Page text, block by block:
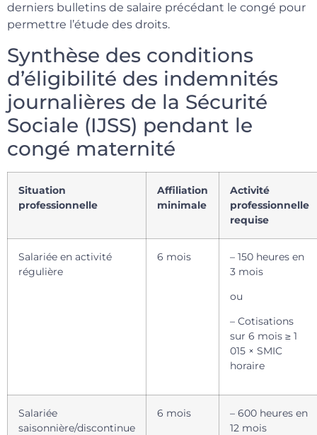
derniers bulletins de salaire précédant le congé pour
permettre l’étude des droits.
Synthèse des conditions
d’éligibilité des indemnités
journalières de la Sécurité
Sociale (IJSS) pendant le
congé maternité
Situation
professionnelle
Affiliation
minimale
Activité
professionnelle
requise
Salariée en activité
régulière
6 mois
– 150 heures en
3 mois
ou
– Cotisations
sur 6 mois ≥ 1
015 × SMIC
horaire
Salariée
saisonnière/discontinue
6 mois
– 600 heures en
12 mois